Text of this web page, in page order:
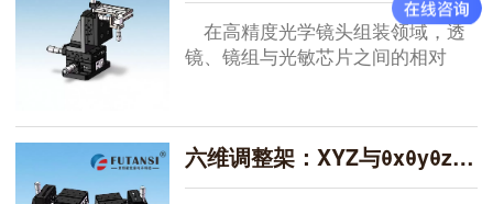
在高精度光学镜头组装领域，透
镜、镜组与光敏芯片之间的相对
六维调整架：XYZ与θxθyθz全自由度精密耦合的核心装备